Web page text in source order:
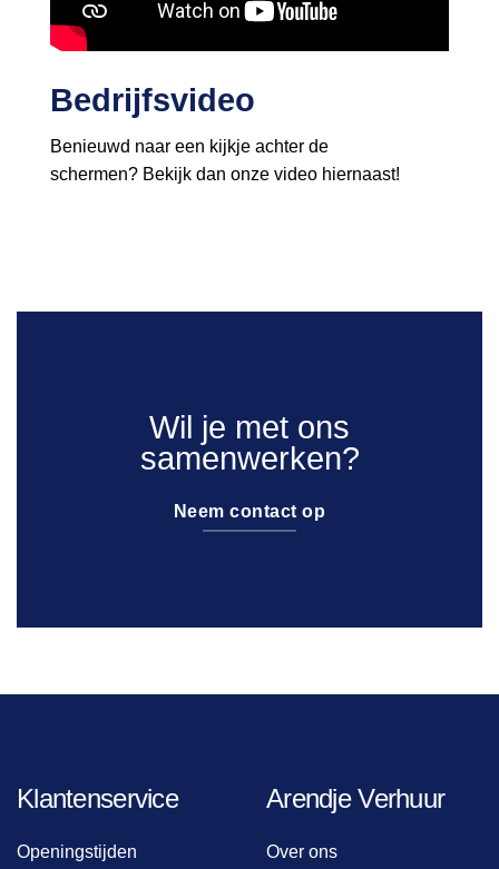
Bedrijfsvideo
Benieuwd naar een kijkje achter de
schermen? Bekijk dan onze video hiernaast!
Wil je met ons
samenwerken?
Neem contact op
Klantenservice
Openingstijden
Arendje Verhuur
Over ons